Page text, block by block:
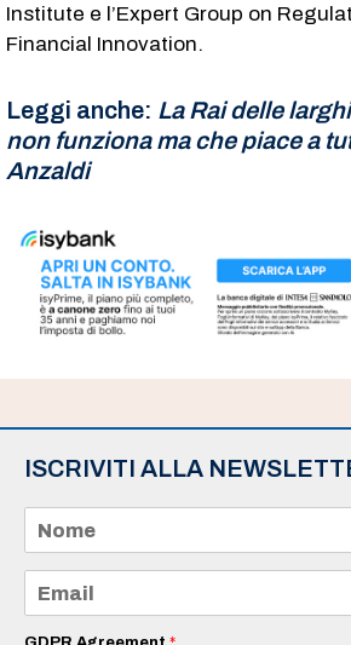
Institute e l’Expert Group on
Financial Innovation.
Leggi anche: La Rai delle
non funziona ma che piace a
Anzaldi
ISCRIVITI ALLA
m
e
a
i